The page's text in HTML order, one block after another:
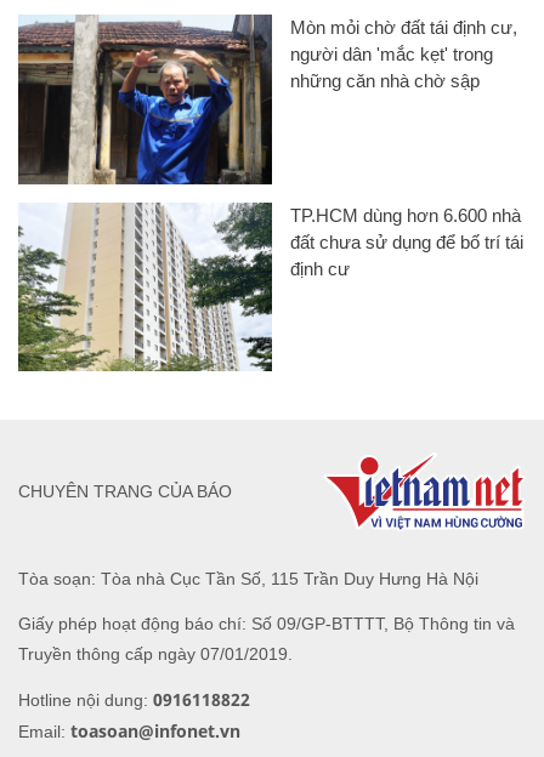
Mòn mỏi chờ đất tái định cư,
người dân 'mắc kẹt' trong
những căn nhà chờ sập
TP.HCM dùng hơn 6.600 nhà
đất chưa sử dụng để bố trí tái
định cư
Tòa soạn: Tòa nhà Cục Tần Số, 115 Trần Duy Hưng Hà Nội
Giấy phép hoạt động báo chí: Số 09/GP-BTTTT, Bộ Thông tin và
Truyền thông cấp ngày 07/01/2019.
Hotline nội dung: 0916118822
Email: toasoan@infonet.vn
CHUYÊN TRANG CỦA BÁO